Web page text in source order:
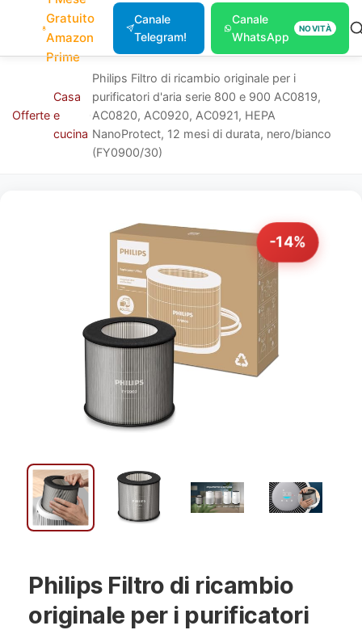
Gratuito
Amazon
Prime
Canale
Telegram!
Canale
WhatsApp
NOVITÀ
Offerte
Casa
e
cucina
Philips Filtro di ricambio originale per i
purificatori d'aria serie 800 e 900 AC0819,
AC0820, AC0920, AC0921, HEPA
NanoProtect, 12 mesi di durata, nero/bianco
(FY0900/30)
-14%
Philips Filtro di ricambio
originale per i purificatori